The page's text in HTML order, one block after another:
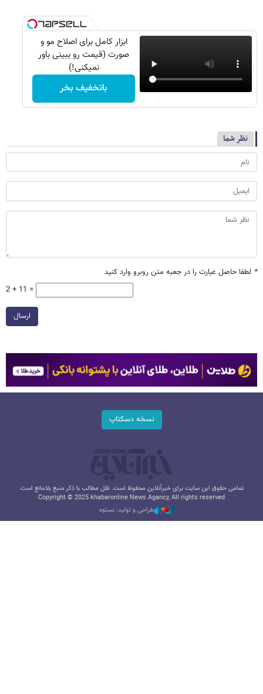
ابزار کامل برای اصلاح مو و
صورت (قیمت رو ببینی باور
نمیکنی!)
باتخفیف بخر
نظر شما
* لطفا حاصل عبارت را در جعبه متن روبرو وارد کنید
2 + 11 =
ارسال
نسخه دسکتاپ
تمامی حقوق این سایت برای خبرآنلاین محفوظ است. نقل مطالب با ذکر منبع بلامانع است.
Copyright © 2025 khabaronline News Agancy, All rights reserved
طراحی و تولید: نستوه